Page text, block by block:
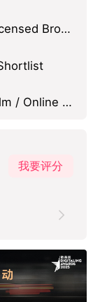
Film Technique | Music - Licensed Bronze
Advertising | Television / Film / Online Video | Film - Single Bronze Cube
我要评分